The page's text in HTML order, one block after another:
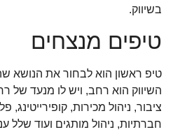
בשיווק.
טיפים מנצחים
טיפ ראשון הוא לבחור את הנושא
השיווק הוא רחב, ויש לו מנעד של
ציבור, ניהול מכירות, קופירייטינג,
חברתיות, ניהול מותגים ועוד שלל